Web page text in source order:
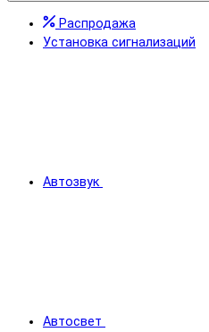
Распродажа
Установка сигнализаций
Автозвук
Автосвет